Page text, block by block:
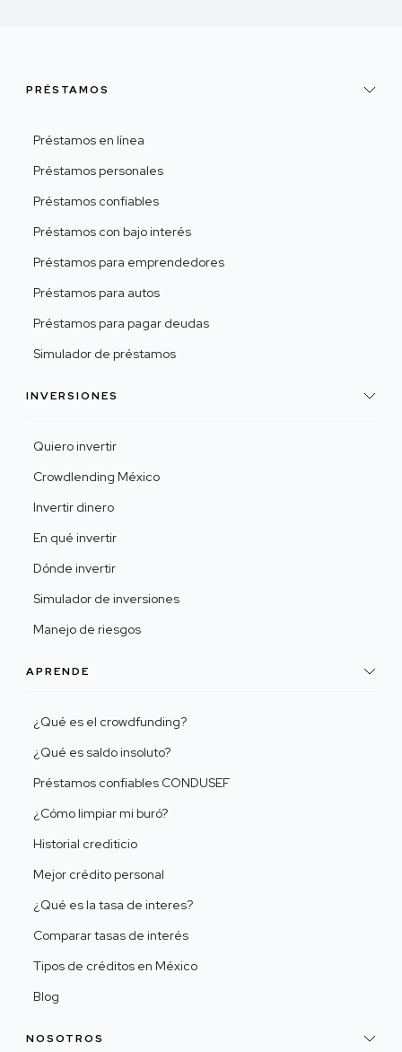
PRÉSTAMOS
Préstamos en línea
Préstamos personales
Préstamos confiables
Préstamos con bajo interés
Préstamos para emprendedores
Préstamos para autos
Préstamos para pagar deudas
Simulador de préstamos
INVERSIONES
Quiero invertir
Crowdlending México
Invertir dinero
En qué invertir
Dónde invertir
Simulador de inversiones
Manejo de riesgos
APRENDE
¿Qué es el crowdfunding?
¿Qué es saldo insoluto?
Préstamos confiables CONDUSEF
¿Cómo limpiar mi buró?
Historial crediticio
Mejor crédito personal
¿Qué es la tasa de interes?
Comparar tasas de interés
Tipos de créditos en México
Blog
NOSOTROS